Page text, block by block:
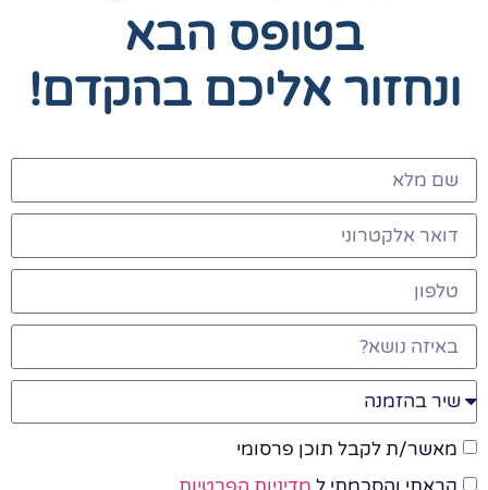
בטופס הבא
ונחזור אליכם בהקדם!
מאשר/ת לקבל תוכן פרסומי